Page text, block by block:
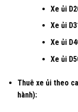
Xe ủi
Xe ủi
Xe ủi
Xe ủi
Thuê xe ủi theo
hành):